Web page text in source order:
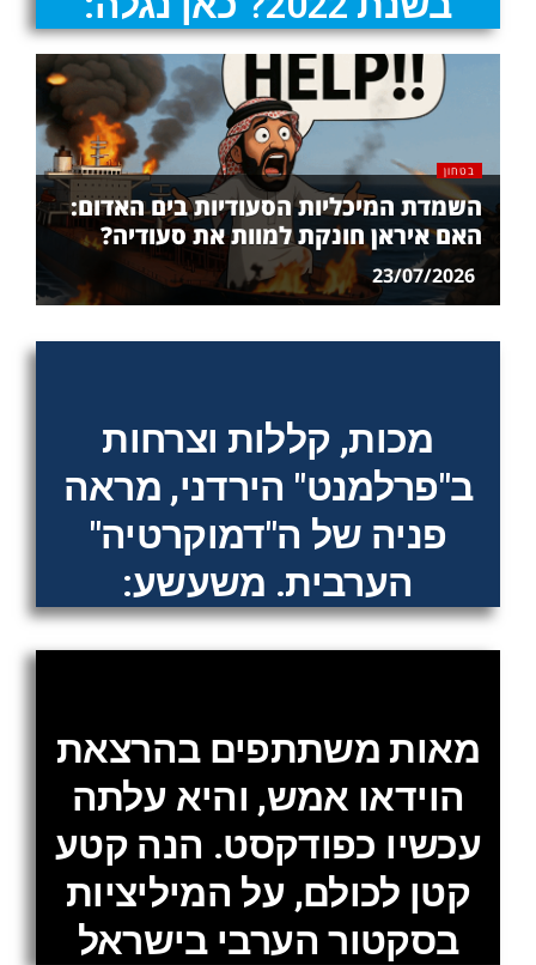
בטחון
השמדת המיכליות הסעודיות בים האדום:
האם איראן חונקת למוות את סעודיה?
מכות, קללות וצרחות
ב"פרלמנט" הירדני, מראה
פניה של ה"דמוקרטיה"
הערבית. משעשע:
מאות משתתפים בהרצאת
הוידאו אמש, והיא עלתה
עכשיו כפודקסט. הנה קטע
קטן לכולם, על המיליציות
בסקטור הערבי בישראל